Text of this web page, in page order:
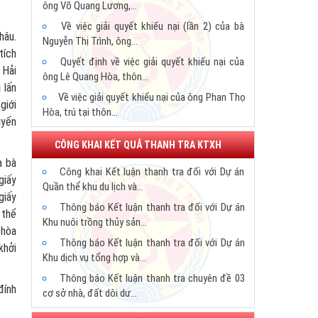
bà
đường lối, chính sách, nghị quyết, chỉ thị của
Đảng và Chính phủ.
ông Võ Quang Lương,...
Về việc giải quyết khiếu nại (lần 2) của bà
Nguyễn Thị Trình, ông...
Quyết định về việc giải quyết khiếu nại của
ông Lê Quang Hòa, thôn...
Về việc giải quyết khiếu nại của ông Phan Thọ
Hòa, trú tại thôn...
Về việc giải quyết tranh chấp đất đai giữa
ông Bùi Văn Vinh và hộ...
Chủ tịch UBND tỉnh ban hành Quyết định giải
quyết khiếu nại lần...
Giải quyết khiếu nại lần 2 của ông Bùi Đức
Trản, tổ dân phố 2,...
Giám đốc Sở Lao động Thương binh và Xã
hội: Khôi phục chế độ...
UBND tỉnh đình chỉ giải quyết khiếu nại của
ông Lê Hà xã Vĩnh Lộc,...
Chủ tịch UBND tỉnh Hà Tĩnh ban hành Quyết
CÔNG KHAI KẾT QUẢ THANH TRA KTXH
Công khai Kết luận thanh tra đối với Dự án
Quần thể khu du lịch và...
Thông báo Kết luận thanh tra đối với Dự án
Khu nuôi trồng thủy sản...
Thông báo Kết luận thanh tra đối với Dự án
Khu dịch vụ tổng hợp và...
Thông báo Kết luận thanh tra chuyên đề 03
cơ sở nhà, đất dôi dư...
Thông báo Kết luận thanh tra chuyên đề cơ